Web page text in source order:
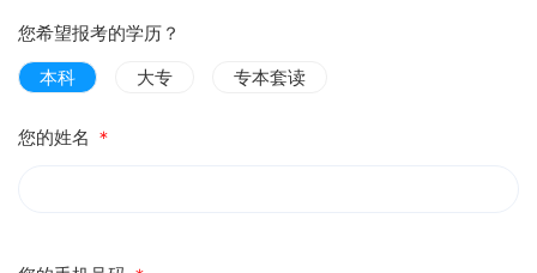
您希望报考的学历？
本科 大专 专本套读
您的姓名 ＊